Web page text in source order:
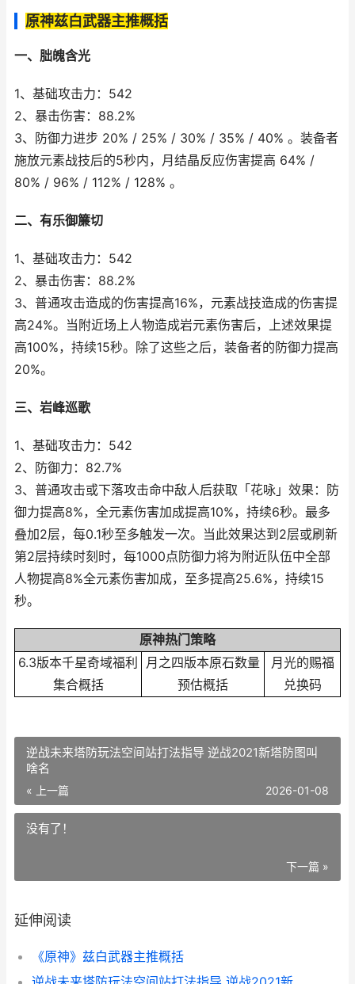
原神兹白武器主推概括
一、朏魄含光
1、基础攻击力：542
2、暴击伤害：88.2%
3、防御力进步 20% / 25% / 30% / 35% / 40% 。装备者
施放元素战技后的5秒内，月结晶反应伤害提高 64% /
80% / 96% / 112% / 128% 。
二、有乐御簾切
1、基础攻击力：542
2、暴击伤害：88.2%
3、普通攻击造成的伤害提高16%，元素战技造成的伤害提
高24%。当附近场上人物造成岩元素伤害后，上述效果提
高100%，持续15秒。除了这些之后，装备者的防御力提高
20%。
三、岩峰巡歌
1、基础攻击力：542
2、防御力：82.7%
3、普通攻击或下落攻击命中敌人后获取「花咏」效果：防
御力提高8%，全元素伤害加成提高10%，持续6秒。最多
叠加2层，每0.1秒至多触发一次。当此效果达到2层或刷新
第2层持续时刻时，每1000点防御力将为附近队伍中全部
人物提高8%全元素伤害加成，至多提高25.6%，持续15
秒。
原神热门策略
6.3版本千星奇域福利
集合概括
月之四版本原石数量
预估概括
月光的赐福
兑换码
逆战未来塔防玩法空间站打法指导 逆战2021新塔防图叫
啥名
« 上一篇 2026-01-08
没有了！
下一篇 »
延伸阅读
《原神》兹白武器主推概括